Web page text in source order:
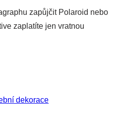
zapůjčit Polaroid nebo
zaplatíte jen vratnou